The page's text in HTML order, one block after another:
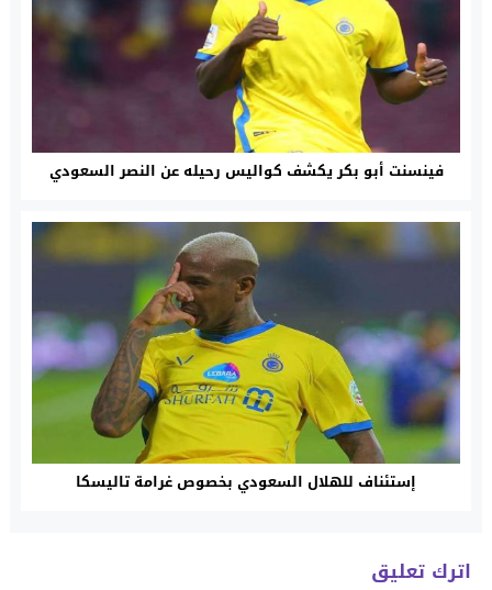
فينسنت أبو بكر يكشف كواليس رحيله عن النصر السعودي
إستئناف للهلال السعودي بخصوص غرامة تاليسكا
اترك تعليق